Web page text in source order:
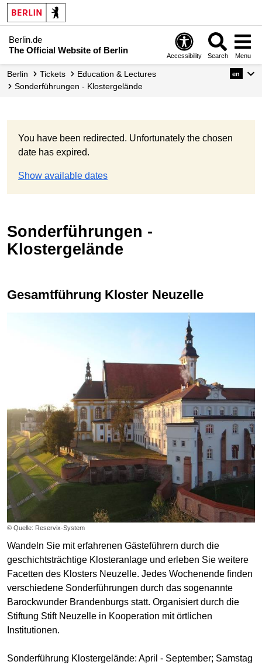
Berlin.de
The Official Website of Berlin
Accessibility Search Menu
Berlin Tickets
Education & Lectures
Sonderführungen - Klostergelände
en
You have been redirected. Unfortunately the chosen
date has expired.
Show available dates
Sonderführungen -
Klostergelände
Gesamtführung Kloster Neuzelle
© Quelle: Reservix-System
Wandeln Sie mit erfahrenen Gästeführern durch die
geschichtsträchtige Klosteranlage und erleben Sie weitere
Facetten des Klosters Neuzelle. Jedes Wochenende finden
verschiedene Sonderführungen durch das sogenannte
Barockwunder Brandenburgs statt. Organisiert durch die
Stiftung Stift Neuzelle in Kooperation mit örtlichen
Institutionen.
Sonderführung Klostergelände: April - September; Samstag